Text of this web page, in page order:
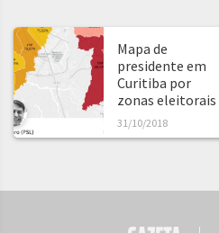
Mapa de
presidente em
Curitiba por
zonas eleitorais
31/10/2018